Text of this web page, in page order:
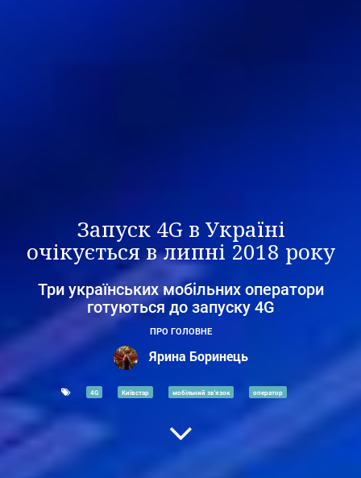
Запуск 4G в Україні
очікується в липні 2018 року
Три українських мобільних оператори
готуються до запуску 4G
ПРО ГОЛОВНЕ
Ярина Боринець
4G Київстар мобільний зв'язок оператор